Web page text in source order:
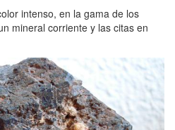
intenso, en la gama de los
mineral corriente y las citas en